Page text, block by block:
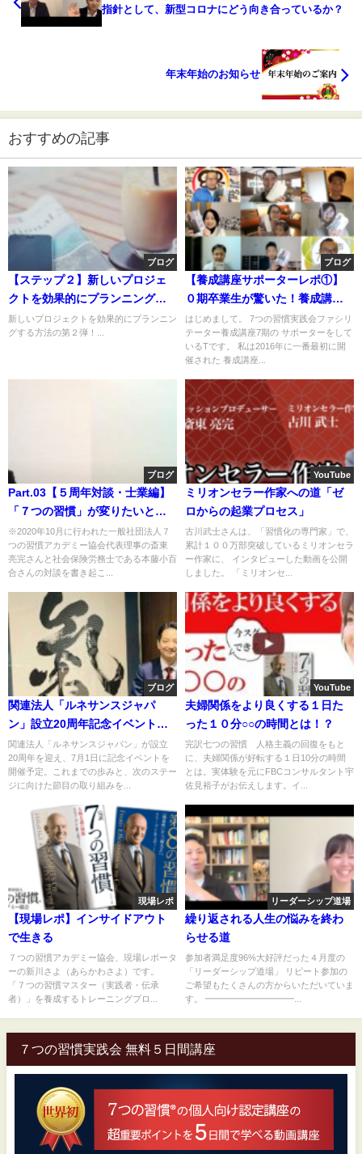
指針として、新型コロナにどう向き合っているか？
年末年始のお知らせ
おすすめの記事
ブログ
【ステップ２】新しいプロジェ
クトを効果的にプランニングす
る方法
新しいプロジェクトを効果的にプランニン
グする方法の第２弾！...
ブログ
【養成講座サポーターレポ①】
０期卒業生が驚いた！養成講座
の進化とは？
はじめまして。 7つの習慣実践会ファシリ
テーター養成講座7期の サポーターをして
いるTです。 私は2016年に一番最初に開
催された 養成講座...
ブログ
Part.03【５周年対談・士業編】
「７つの習慣」が変りたいと思
っていた私の人生を変えてくれ
ました。
※2020年10月に行われた一般社団法人７
つの習慣アカデミー協会代表理事の斎東
亮完さんと社会保険労務士である本藤小百
合さんの対談を書き起こ...
YouTube
ミリオンセラー作家への道「ゼ
ロからの起業プロセス」
古川武士さんは、「習慣化の専門家」で、
累計１００万部突破しているミリオンセラ
ー作家に、 インタビューした動画を公開
しました。 「ミリオンセ...
ブログ
関連法人「ルネサンスジャパ
ン」設立20周年記念イベント開
催間近
関連法人「ルネサンスジャパン」が設立
20周年を迎え、7月1日に記念イベントを
開催予定。これまでの歩みと、次のステー
ジに向けた節目の取り組みを...
YouTube
夫婦関係をより良くする１日た
った１０分○○の時間とは！？
完訳七つの習慣 人格主義の回復をもと
に、夫婦関係が好転する１日10分の時間
とは。実体験を元にFBCコンサルタント宇
佐見裕子がお伝えします。イ...
現場レポ
【現場レポ】インサイドアウト
で生きる
７つの習慣アカデミー協会、現場レポータ
ーの新川さよ（あらかわさよ）です。
「７つの習慣マスター（実践者・伝承
者）」を養成するトレーニングプロ...
リーダーシップ道場
繰り返される人生の悩みを終わ
らせる道
参加者満足度96%大好評だった４月度の
「リーダーシップ道場」 リピート参加の
ご希望もたくさんの方からいただいていま
す。 ━━━━━━━━━━...
７つの習慣実践会 無料５日間講座